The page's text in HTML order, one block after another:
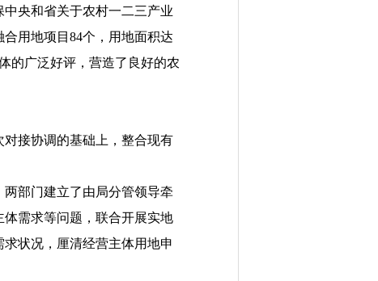
央和省关于农村一二三产业
用地项目 84个，用地面积达
的广泛好评 ， 营造了良好的农
对接协调的基础上，整合现有
部门建立了由局分管领导牵
需求等问题，联合开展实地
状况，厘清经营主体用地申